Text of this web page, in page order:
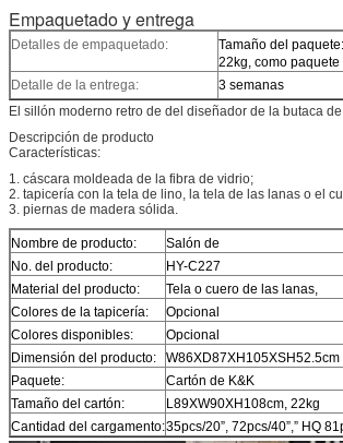
Empaquetado y entrega
Detalles de empaquetado:
Tamaño del
22kg, como
Detalle de la entrega:
3 semanas
El sillón moderno retro de del diseñador de la butaca
Descripción de producto
Características:
1. cáscara moldeada de la fibra de vidrio;
2. tapicería con la tela de lino, la tela de las lanas o el
3. piernas de madera sólida.
Nombre de producto:
Salón de
No. del producto:
HY-C227
Material del producto:
Tela o cuero de las lanas,
Colores de la tapicería:
Opcional
Colores disponibles:
Opcional
Dimensión del producto:
W86XD87XH105XSH52.5cm
Paquete:
Cartón de K&K
Tamaño del cartón:
L89XW90XH108cm, 22kg
Cantidad del cargamento:35pcs/20”, 72pcs/40”,” HQ